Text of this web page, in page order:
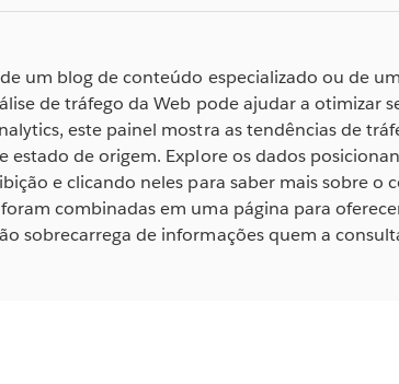
um blog de conteúdo especializado ou de
de tráfego da Web pode ajudar a otimizar
este painel mostra as tendências de
estado de origem. Explore os dados
e clicando neles para saber mais sobre o
foram combinadas em uma página para
sobrecarrega de informações quem a